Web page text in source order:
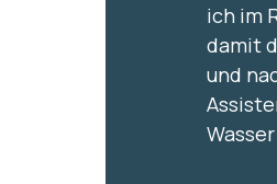
ich im
damit
und